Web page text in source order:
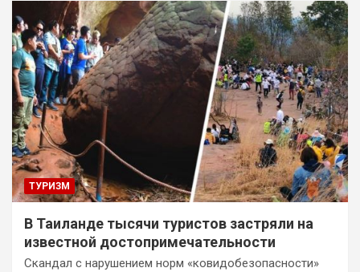
ТУРИЗМ
В Таиланде тысячи туристов застряли на
известной достопримечательности
Скандал с нарушением норм «ковидобезопасности»